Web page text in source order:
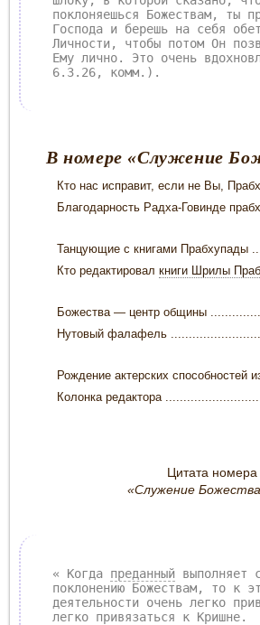
поклоняешься Божествам, ты
Господа и берешь на себя
Личности, чтобы потом Он
Ему лично. Это очень
6.3.26, комм.).
В номере «Служение
Кто нас исправит, если не Вы,
Благодарность Радха-Говинде
Танцующие с книгами
Кто редактировал книги Шрилы
Божества — центр общины
Нутовый фалафель
Рождение актерских способностей
Колонка редактора
Цитата номера
«Служение
« Когда преданный выполняет
поклонению Божествам, то к
деятельности очень легко
легко привязаться к Кришне.